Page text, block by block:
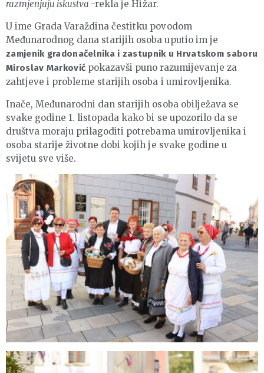
razmjenjuju iskustva -rekla je Hižar.
U ime Grada Varaždina čestitku povodom
Međunarodnog dana starijih osoba uputio im je
zamjenik gradonačelnika i zastupnik u Hrvatskom saboru
Miroslav Marković pokazavši puno razumijevanje za
zahtjeve i probleme starijih osoba i umirovljenika.
Inače, Međunarodni dan starijih osoba obilježava se
svake godine 1. listopada kako bi se upozorilo da se
društva moraju prilagoditi potrebama umirovljenika i
osoba starije životne dobi kojih je svake godine u
svijetu sve više.